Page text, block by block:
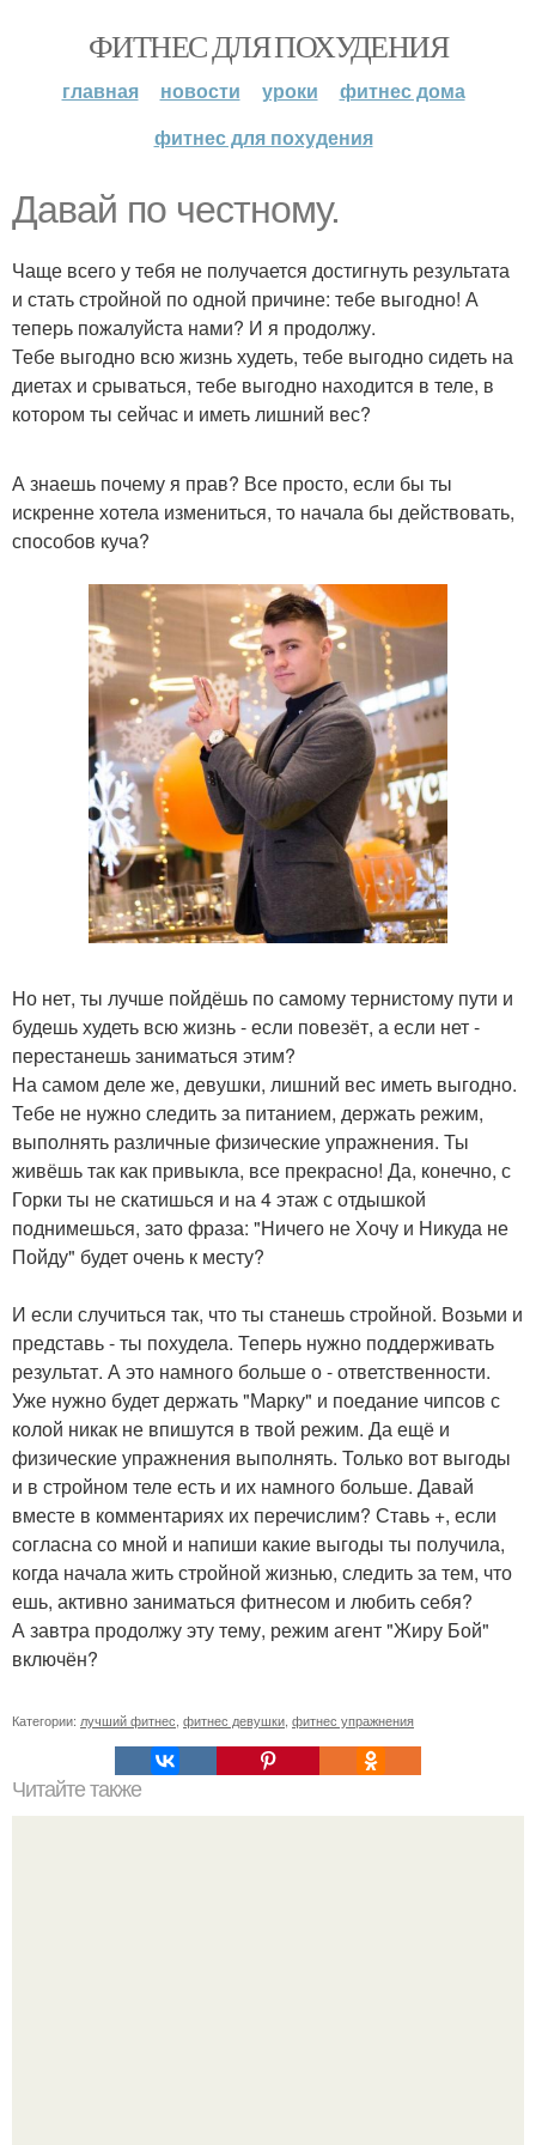
ФИТНЕС ДЛЯ ПОХУДЕНИЯ
главная новости уроки
фитнес дома
фитнес для похудения
Давай по честному.
Чаще всего у тебя не получается достигнуть результата
и стать стройной по одной причине: тебе выгодно! А
теперь пожалуйста нами? И я продолжу.
Тебе выгодно всю жизнь худеть, тебе выгодно сидеть на
диетах и срываться, тебе выгодно находится в теле, в
котором ты сейчас и иметь лишний вес?
А знаешь почему я прав? Все просто, если бы ты
искренне хотела измениться, то начала бы действовать,
способов куча?
Но нет, ты лучше пойдёшь по самому тернистому пути и
будешь худеть всю жизнь - если повезёт, а если нет -
перестанешь заниматься этим?
На самом деле же, девушки, лишний вес иметь выгодно.
Тебе не нужно следить за питанием, держать режим,
выполнять различные физические упражнения. Ты
живёшь так как привыкла, все прекрасно! Да, конечно, с
Горки ты не скатишься и на 4 этаж с отдышкой
поднимешься, зато фраза: "Ничего не Хочу и Никуда не
Пойду" будет очень к месту?
И если случиться так, что ты станешь стройной. Возьми и
представь - ты похудела. Теперь нужно поддерживать
результат. А это намного больше о - ответственности.
Уже нужно будет держать "Марку" и поедание чипсов с
колой никак не впишутся в твой режим. Да ещё и
физические упражнения выполнять. Только вот выгоды
и в стройном теле есть и их намного больше. Давай
вместе в комментариях их перечислим? Ставь +, если
согласна со мной и напиши какие выгоды ты получила,
когда начала жить стройной жизнью, следить за тем, что
ешь, активно заниматься фитнесом и любить себя?
А завтра продолжу эту тему, режим агент "Жиру Бой"
включён?
Категории: лучший фитнес фитнес девушки фитнес упражнения
Читайте также